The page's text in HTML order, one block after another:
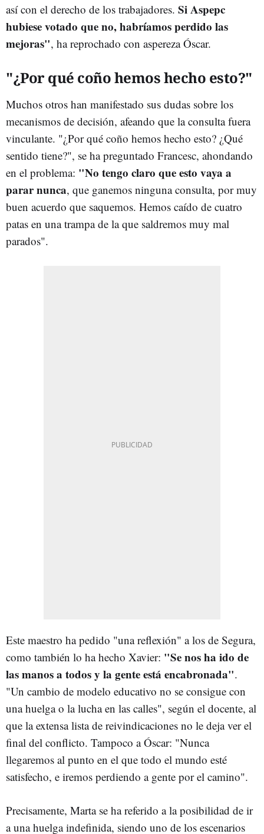
así con el derecho de los trabajadores. Si Aspepc
hubiese votado que no, habríamos perdido las
mejoras", ha reprochado con aspereza Óscar.
"¿Por qué coño hemos hecho esto?"
Muchos otros han manifestado sus dudas sobre los
mecanismos de decisión, afeando que la consulta fuera
vinculante. "¿Por qué coño hemos hecho esto? ¿Qué
sentido tiene?", se ha preguntado Francesc, ahondando
en el problema: "No tengo claro que esto vaya a
parar nunca, que ganemos ninguna consulta, por muy
buen acuerdo que saquemos. Hemos caído de cuatro
patas en una trampa de la que saldremos muy mal
parados".
Este maestro ha pedido "una reflexión" a los de Segura,
como también lo ha hecho Xavier: "Se nos ha ido de
las manos a todos y la gente está encabronada".
"Un cambio de modelo educativo no se consigue con
una huelga o la lucha en las calles", según el docente, al
que la extensa lista de reivindicaciones no le deja ver el
final del conflicto. Tampoco a Óscar: "Nunca
llegaremos al punto en el que todo el mundo esté
satisfecho, e iremos perdiendo a gente por el camino".
Precisamente, Marta se ha referido a la posibilidad de ir
a una huelga indefinida, siendo uno de los escenarios